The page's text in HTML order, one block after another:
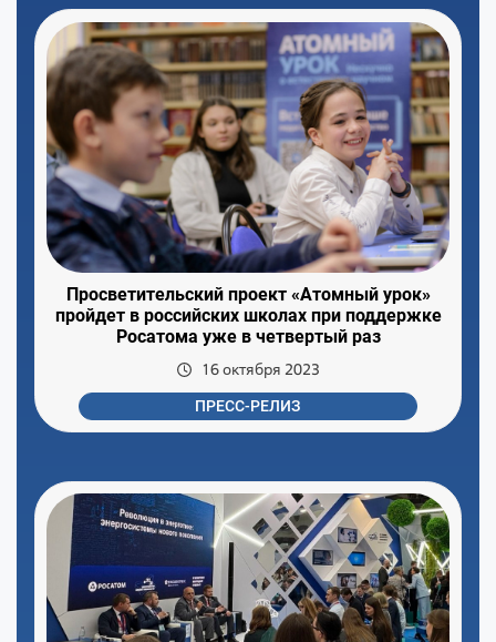
Просветительский проект «Атомный урок»
пройдет в российских школах при поддержке
Росатома уже в четвертый раз
16 октября 2023
ПРЕСС-РЕЛИЗ